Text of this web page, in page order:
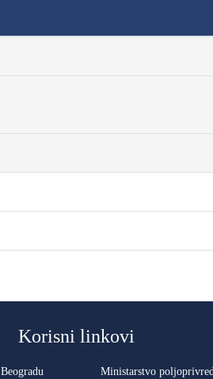
Korisni linkovi
Ministarstvo